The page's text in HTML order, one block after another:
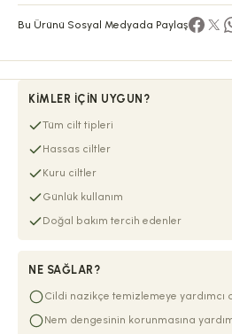
Bu Ürünü Sosyal Medyada Paylaş
KIMLER İÇIN UYGUN?
Tüm cilt tipleri
Hassas ciltler
Kuru ciltler
Günlük kullanım
Doğal bakım tercih edenler
NE SAĞLAR?
Cildi nazikçe temizlemeye yardımcı
Nem dengesinin korunmasına